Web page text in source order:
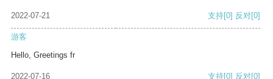
2022-07-21 支持[0] 反对[0]
游客
Hello, Greetings fr
2022-07-16 支持[0] 反对[0]